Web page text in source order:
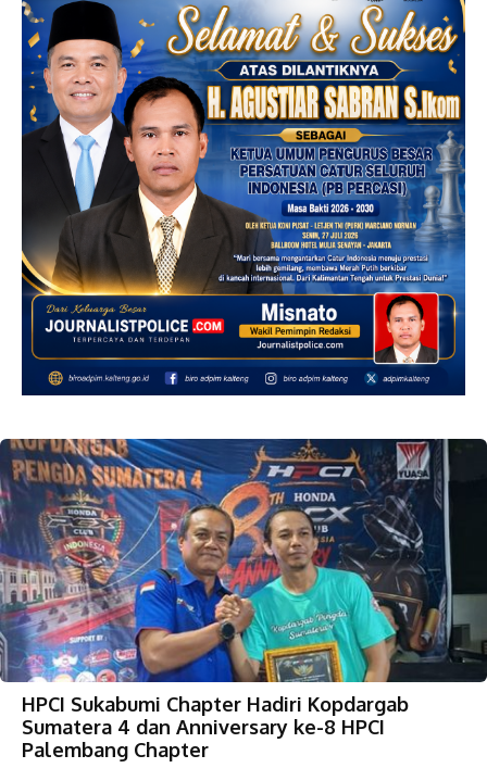
HPCI Sukabumi Chapter Hadiri Kopdargab
Sumatera 4 dan Anniversary ke-8 HPCI
Palembang Chapter